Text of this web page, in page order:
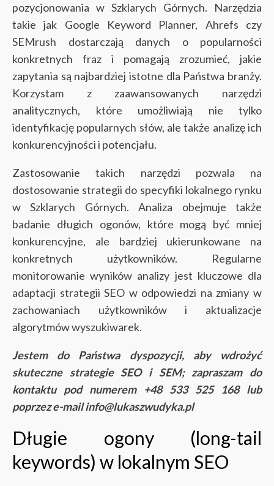
pozycjonowania w Szklarych Górnych. Narzędzia
takie jak Google Keyword Planner, Ahrefs czy
SEMrush dostarczają danych o popularności
konkretnych fraz i pomagają zrozumieć, jakie
zapytania są najbardziej istotne dla Państwa branży.
Korzystam z zaawansowanych narzędzi
analitycznych, które umożliwiają nie tylko
identyfikację popularnych słów, ale także analizę ich
konkurencyjności i potencjału.
Zastosowanie takich narzędzi pozwala na
dostosowanie strategii do specyfiki lokalnego rynku
w Szklarych Górnych. Analiza obejmuje także
badanie długich ogonów, które mogą być mniej
konkurencyjne, ale bardziej ukierunkowane na
konkretnych użytkowników. Regularne
monitorowanie wyników analizy jest kluczowe dla
adaptacji strategii SEO w odpowiedzi na zmiany w
zachowaniach użytkowników i aktualizacje
algorytmów wyszukiwarek.
Jestem do Państwa dyspozycji, aby wdrożyć
skuteczne strategie SEO i SEM; zapraszam do
kontaktu pod numerem +48 533 525 168 lub
poprzez e-mail info@lukaszwudyka.pl
Długie ogony (long-tail
keywords) w lokalnym SEO